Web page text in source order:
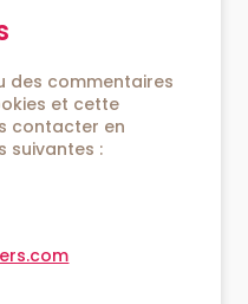
des commentaires
et cette
contacter en
suivantes :